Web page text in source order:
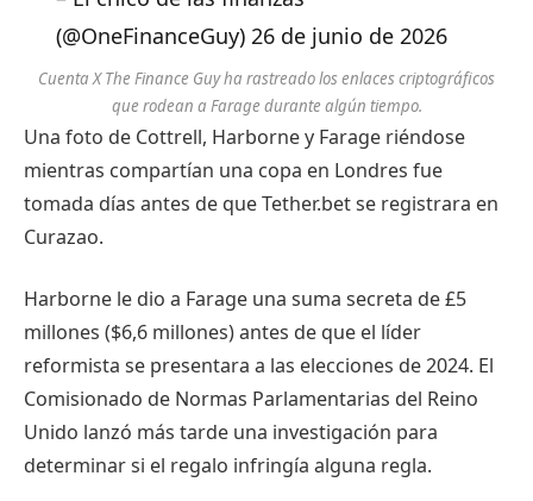
(@OneFinanceGuy) 26 de junio de 2026
Cuenta X The Finance Guy ha rastreado los enlaces criptográficos
que rodean a Farage durante algún tiempo.
Una foto de Cottrell, Harborne y Farage riéndose
mientras compartían una copa en Londres fue
tomada días antes de que Tether.bet se registrara en
Curazao.
Harborne le dio a Farage una suma secreta de £5
millones ($6,6 millones) antes de que el líder
reformista se presentara a las elecciones de 2024. El
Comisionado de Normas Parlamentarias del Reino
Unido lanzó más tarde una investigación para
determinar si el regalo infringía alguna regla.